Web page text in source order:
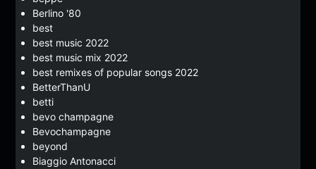
Berlino '80
best
best music 2022
best music mix 2022
best remixes of popular songs 2022
BetterThanU
betti
bevo champagne
Bevochampagne
beyond
Biaggio Antonacci